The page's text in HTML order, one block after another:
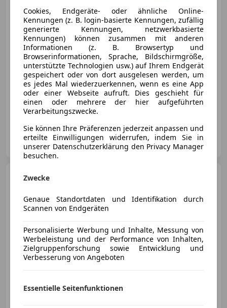
€ 65 990 1
04/2026 2 000 km 260 kW (354 PS)
Günter Braher GmbH
AT-4310 Mauthausen
€ 63 999
Cookies, Endgeräte- oder ähnliche Online-
Kennungen (z. B. login-basierte Kennungen, zufällig
generierte Kennungen, netzwerkbasierte
Kennungen) können zusammen mit anderen
Informationen (z. B. Browsertyp und
Browserinformationen, Sprache, Bildschirmgröße,
unterstützte Technologien usw.) auf Ihrem Endgerät
gespeichert oder von dort ausgelesen werden, um
es jedes Mal wiederzuerkennen, wenn es eine App
oder einer Webseite aufruft. Dies geschieht für
einen oder mehrere der hier aufgeführten
Verarbeitungszwecke.
Sie können Ihre Präferenzen jederzeit anpassen und
erteilte Einwilligungen widerrufen, indem Sie in
unserer Datenschutzerklärung den Privacy Manager
besuchen.
Zwecke
Genaue Standortdaten und Identifikation durch
Scannen von Endgeräten
Personalisierte Werbung und Inhalte, Messung von
Werbeleistung und der Performance von Inhalten,
Zielgruppenforschung sowie Entwicklung und
Verbesserung von Angeboten
Essentielle Seitenfunktionen